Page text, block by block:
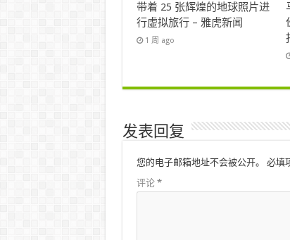
带着 25 张辉煌的地球照片进
行虚拟旅行 – 雅虎新闻
1 周 ago
发表回复
您的电子邮箱地址不会被公开。 必填
评论 *